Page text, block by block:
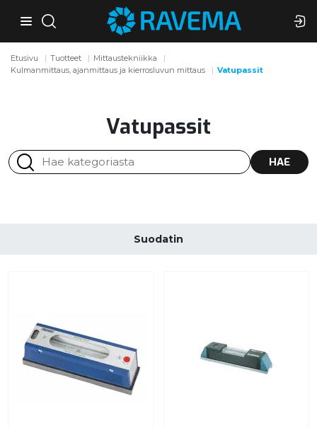
Etusivu Tuotteet
Mittaustekniikka
Kulmanmittaus, ajanmittaus ja kierrosluvun mittaus
Vatupassit
Vatupassit
HAE
Suodatin